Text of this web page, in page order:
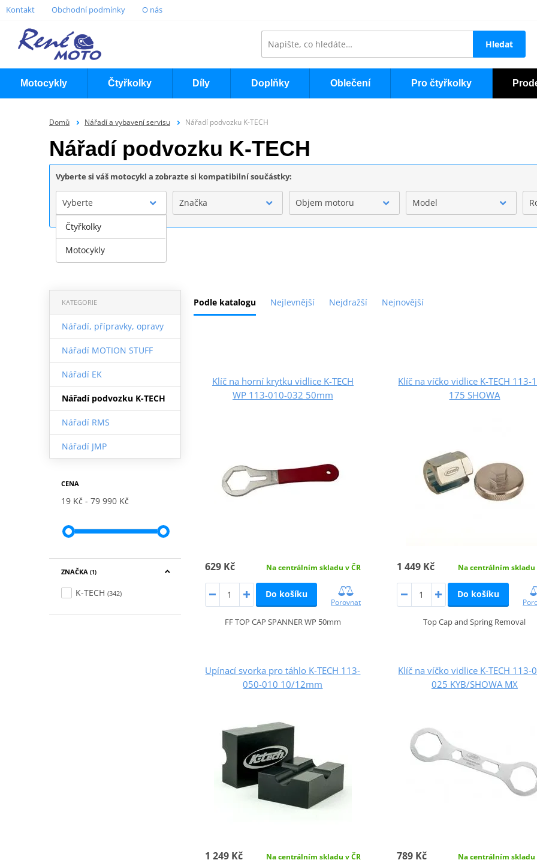
Kontakt Obchodní podmínky O nás
Hledat
Motocykly Čtyřkolky Díly Doplňky Oblečení Pro čtyřkolky
Domů Nářadí a vybavení servisu Nářadí podvozku K-TECH
Nářadí podvozku K-TECH
Vyberte si váš motocykl a zobrazte si kompatibilní součástky:
Vyberte Značka Objem motoru Model
Podle katalogu Nejlevnější Nejdražší Nejnovější
KATEGORIE
Nářadí, přípravky, opravy
Nářadí MOTION STUFF
Nářadí EK
Nářadí podvozku K-TECH
Nářadí RMS
Nářadí JMP
CENA
19 Kč 79 990 Kč
ZNAČKA (1)
K-TECH (342)
Klíč na horní krytku vidlice K-TECH
WP 113-010-032 50mm
629 Kč Na centrálním skladu v ČR
Do košíku
Porovnat
FF TOP CAP SPANNER WP 50mm
Klíč na víčko vidlice K-TECH 113-
175 SHOWA
1 449 Kč Na centrálním skladu
Do košíku
Top Cap and Spring Removal
Upínací svorka pro táhlo K-TECH 113-
050-010 10/12mm
1 249 Kč Na centrálním skladu v ČR
Klíč na víčko vidlice K-TECH 113-
025 KYB/SHOWA MX
789 Kč Na centrálním skladu
Čtyřkolky
Motocykly